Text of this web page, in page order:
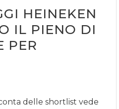
HEINEKEN
IL PIENO DI
PER
delle shortlist vede